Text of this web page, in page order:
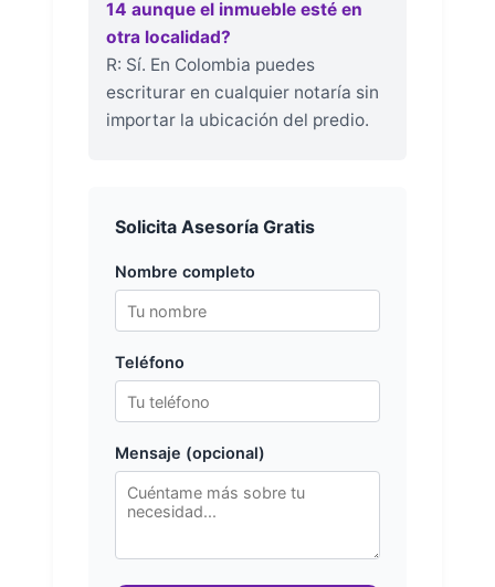
14 aunque el inmueble esté en
otra localidad?
R: Sí. En Colombia puedes
escriturar en cualquier notaría sin
importar la ubicación del predio.
Solicita Asesoría Gratis
Nombre completo
Teléfono
Mensaje (opcional)